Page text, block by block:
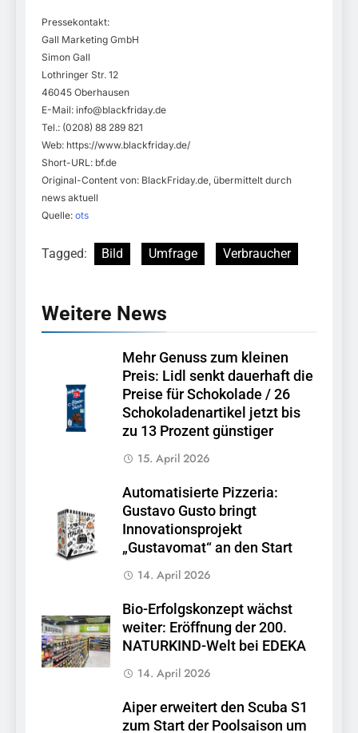
Pressekontakt:
Gall Marketing GmbH
Simon Gall
Lothringer Str. 12
46045 Oberhausen
E-Mail: info@blackfriday.de
Tel.: (0208) 88 289 821
Web: https://www.blackfriday.de/
Short-URL: bf.de
Original-Content von: BlackFriday.de, übermittelt durch
news aktuell
Quelle: ots
Tagged: Bild Umfrage Verbraucher
Weitere News
Mehr Genuss zum kleinen
Preis: Lidl senkt dauerhaft die
Preise für Schokolade / 26
Schokoladenartikel jetzt bis
zu 13 Prozent günstiger
15. April 2026
Automatisierte Pizzeria:
Gustavo Gusto bringt
Innovationsprojekt
„Gustavomat“ an den Start
14. April 2026
Bio-Erfolgskonzept wächst
weiter: Eröffnung der 200.
NATURKIND-Welt bei EDEKA
14. April 2026
Aiper erweitert den Scuba S1
zum Start der Poolsaison um